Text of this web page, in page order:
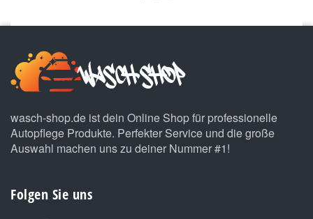
wasch-shop.de ist dein Online Shop für professionelle
Autopflege Produkte. Perfekter Service und die große
Auswahl machen uns zu deiner Nummer #1!
Folgen Sie uns